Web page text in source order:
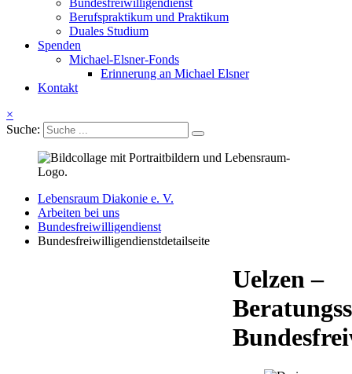
Bundesfreiwilligendienst
Berufspraktikum und Praktikum
Duales Studium
Spenden
Michael-Elsner-Fonds
Erinnerung an Michael Elsner
Kontakt
×
Suche:
Lebensraum Diakonie e. V.
Arbeiten bei uns
Bundesfreiwilligendienst
Bundesfreiwilligendienstdetailseite
Uelzen –